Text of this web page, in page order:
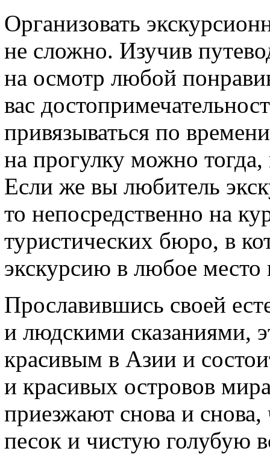
Организовать
не сложно. Изучив
на осмотр любой
вас
привязываться по
на прогулку можно тогда,
Если же вы любитель
то непосредственно на
туристических бюро, в
экскурсию в любое место
Прославившись своей
и людскими сказаниями,
красивым в Азии и
и красивых островов
приезжают снова и
песок и чистую голубую